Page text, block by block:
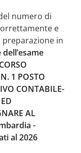
numero di
e
preparazione in
1 POSTO
CONTABILE-
AL
-
al 2026